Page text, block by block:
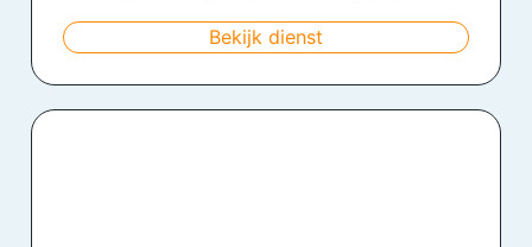
Bekijk dienst